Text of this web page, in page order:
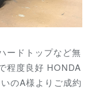
ードトップなど無
程度良好 HONDA
のA様よりご成約